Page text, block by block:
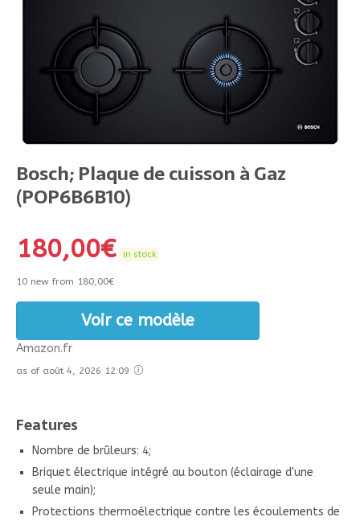
Bosch; Plaque de cuisson à Gaz
(POP6B6B10)
180,00€ in stock
10 new from 180,00€
Voir ce modèle
Amazon.fr
as of août 4, 2026 12:09
Features
Nombre de brûleurs: 4;
Briquet électrique intégré au bouton (éclairage d'une
seule main);
Protections thermoélectrique contre les écoulements de